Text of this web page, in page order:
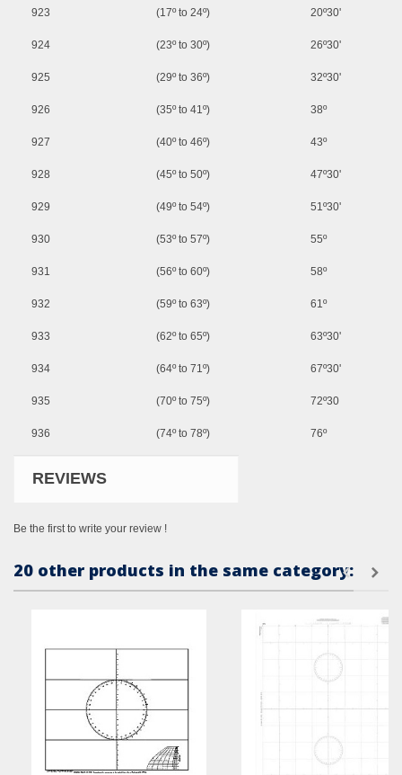
923 (17º to 24º) 20º30'
924 (23º to 30º) 26º30'
925 (29º to 36º) 32º30'
926 (35º to 41º) 38º
927 (40º to 46º) 43º
928 (45º to 50º) 47º30'
929 (49º to 54º) 51º30'
930 (53º to 57º) 55º
931 (56º to 60º) 58º
932 (59º to 63º) 61º
933 (62º to 65º) 63º30'
934 (64º to 71º) 67º30'
935 (70º to 75º) 72º30
936 (74º to 78º) 76º
REVIEWS
Be the first to write your review !
20 other products in the same category: